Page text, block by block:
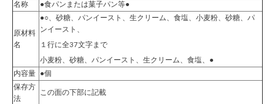
名称
●食パンまたは菓子パン等●
原材料
名
●○、砂糖、パンイースト、生クリーム、食塩、小麦粉、砂糖、パ
ンイースト、
１行に全37文字まで
小麦粉、砂糖、パンイースト、生クリーム、食塩、●
内容量
●個
保存方
法
この面の下部に記載